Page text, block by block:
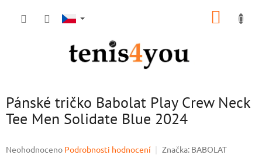
Pánské tričko Babolat Play Crew Neck
Tee Men Solidate Blue 2024
Průměrné
Neohodnoceno Podrobnosti hodnocení Značka: BABOLAT